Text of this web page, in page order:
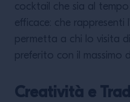
cocktail che sia al
efficace: che rappresenti
permetta a chi lo visita
preferito con il massimo
Creatività e